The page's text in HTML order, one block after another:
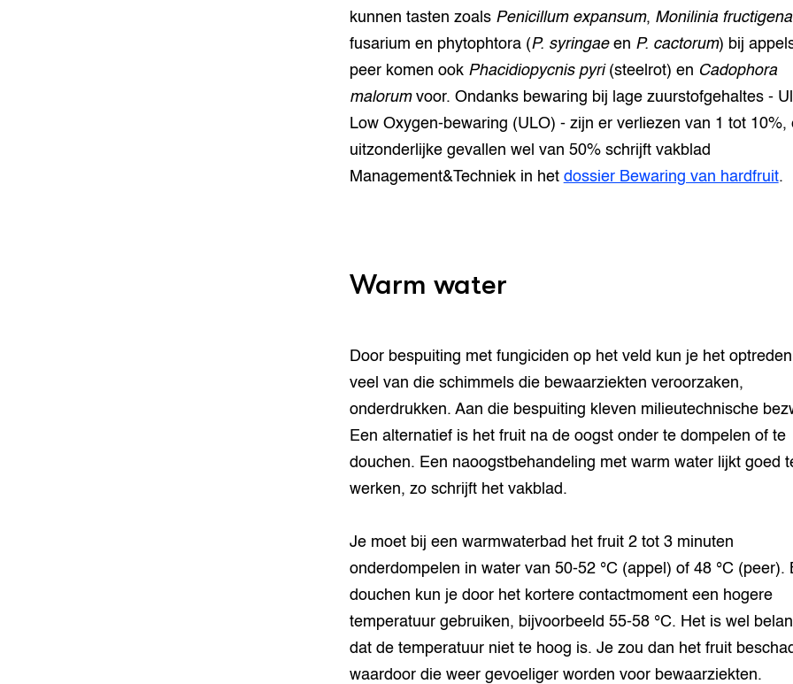
kunnen tasten zoals Penicillum expansum, Monilinia fructigena
fusarium en phytophtora (P. syringaeen P. cactorum) bij
peer komen ook Phacidiopycnis pyri (steelrot) en Cadophora
malorumvoor. Ondanks bewaring bij lage zuurstofgehaltes -
Low Oxygen-bewaring (ULO) - zijn er verliezen van 1 tot 10%,
uitzonderlijke gevallen wel van 50% schrijft vakblad
Management&Techniek in het dossier Bewaring van hardfruit.
Warm water
Door bespuiting met fungiciden op het veld kun je het
veel van die schimmels die bewaarziekten veroorzaken,
onderdrukken. Aan die bespuiting kleven milieutechnische
Een alternatief is het fruit na de oogst onder te dompelen of te
douchen. Een naoogstbehandeling met warm water lijkt goed
werken, zo schrijft het vakblad.
Je moet bij een warmwaterbad het fruit 2 tot 3 minuten
onderdompelen in water van 50-52 °C (appel) of 48 °C (peer).
douchen kun je door het kortere contactmoment een hogere
temperatuur gebruiken, bijvoorbeeld 55-58 °C. Het is wel
dat de temperatuur niet te hoog is. Je zou dan het fruit
waardoor die weer gevoeliger worden voor bewaarziekten.